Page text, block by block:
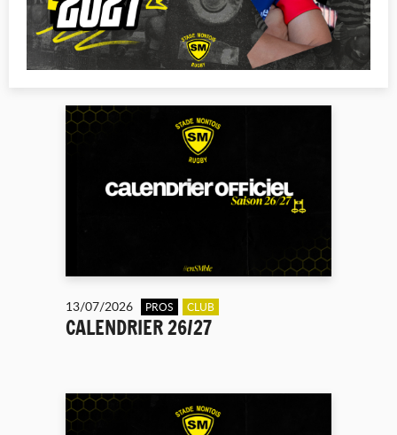
13/07/2026 PROS CLUB
CALENDRIER 26/27